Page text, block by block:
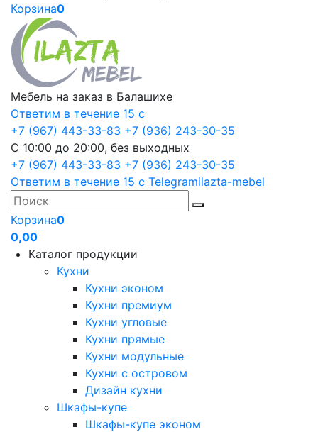
Корзина0
Мебель на заказ в Балашихе
Ответим в течение 15 с
+7 (967) 443-33-83 +7 (936) 243-30-35
С 10:00 до 20:00, без выходных
+7 (967) 443-33-83 +7 (936) 243-30-35
Ответим в течение 15 с Telegramilazta-mebel
Корзина0
0,00
Каталог продукции
Кухни
Кухни эконом
Кухни премиум
Кухни угловые
Кухни прямые
Кухни модульные
Кухни с островом
Дизайн кухни
Шкафы-купе
Шкафы-купе эконом